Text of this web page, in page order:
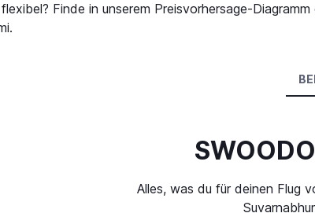
Finde in unserem Preisvorhersage-
Alles, was du für deinen Flug